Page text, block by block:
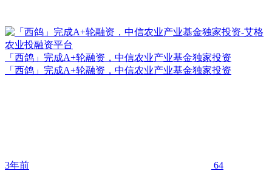
「西鸽」完成A+轮融资，中信农业产业基金独家投资
「西鸽」完成A+轮融资，中信农业产业基金独家投资
3年前 64